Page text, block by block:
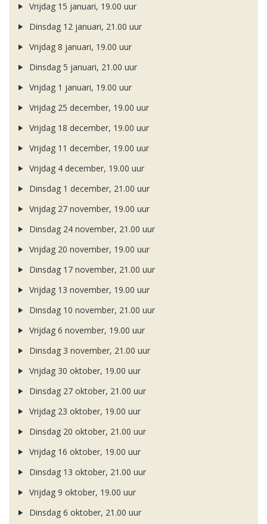
Vrijdag 15 januari, 19.00 uur
Dinsdag 12 januari, 21.00 uur
Vrijdag 8 januari, 19.00 uur
Dinsdag 5 januari, 21.00 uur
Vrijdag 1 januari, 19.00 uur
Vrijdag 25 december, 19.00 uur
Vrijdag 18 december, 19.00 uur
Vrijdag 11 december, 19.00 uur
Vrijdag 4 december, 19.00 uur
Dinsdag 1 december, 21.00 uur
Vrijdag 27 november, 19.00 uur
Dinsdag 24 november, 21.00 uur
Vrijdag 20 november, 19.00 uur
Dinsdag 17 november, 21.00 uur
Vrijdag 13 november, 19.00 uur
Dinsdag 10 november, 21.00 uur
Vrijdag 6 november, 19.00 uur
Dinsdag 3 november, 21.00 uur
Vrijdag 30 oktober, 19.00 uur
Dinsdag 27 oktober, 21.00 uur
Vrijdag 23 oktober, 19.00 uur
Dinsdag 20 oktober, 21.00 uur
Vrijdag 16 oktober, 19.00 uur
Dinsdag 13 oktober, 21.00 uur
Vrijdag 9 oktober, 19.00 uur
Dinsdag 6 oktober, 21.00 uur